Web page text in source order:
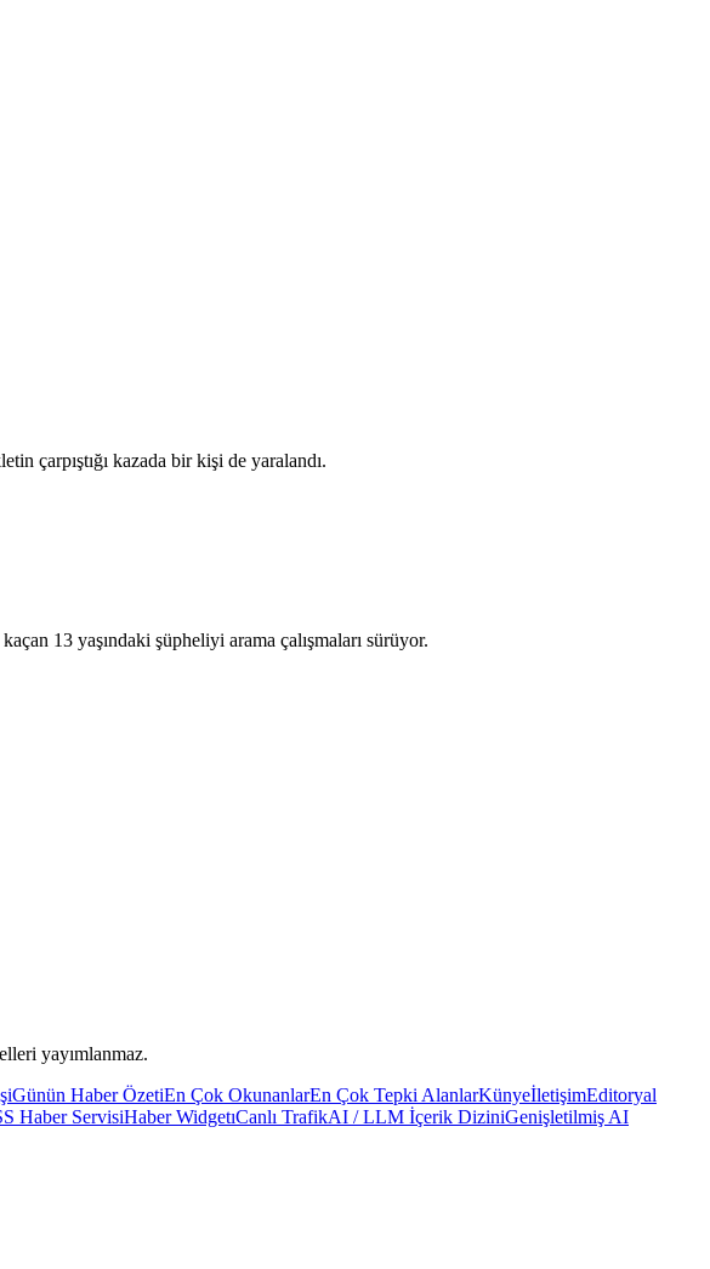
çarpıştığı kazada bir kişi de yaralandı.
13 yaşındaki şüpheliyi arama çalışmaları sürüyor.
yayımlanmaz.
Günün Haber ÖzetiEn Çok OkunanlarEn Çok Tepki AlanlarKünyeİletişimEditoryal
Haber ServisiHaber WidgetıCanlı TrafikAI / LLM İçerik DiziniGenişletilmiş AI